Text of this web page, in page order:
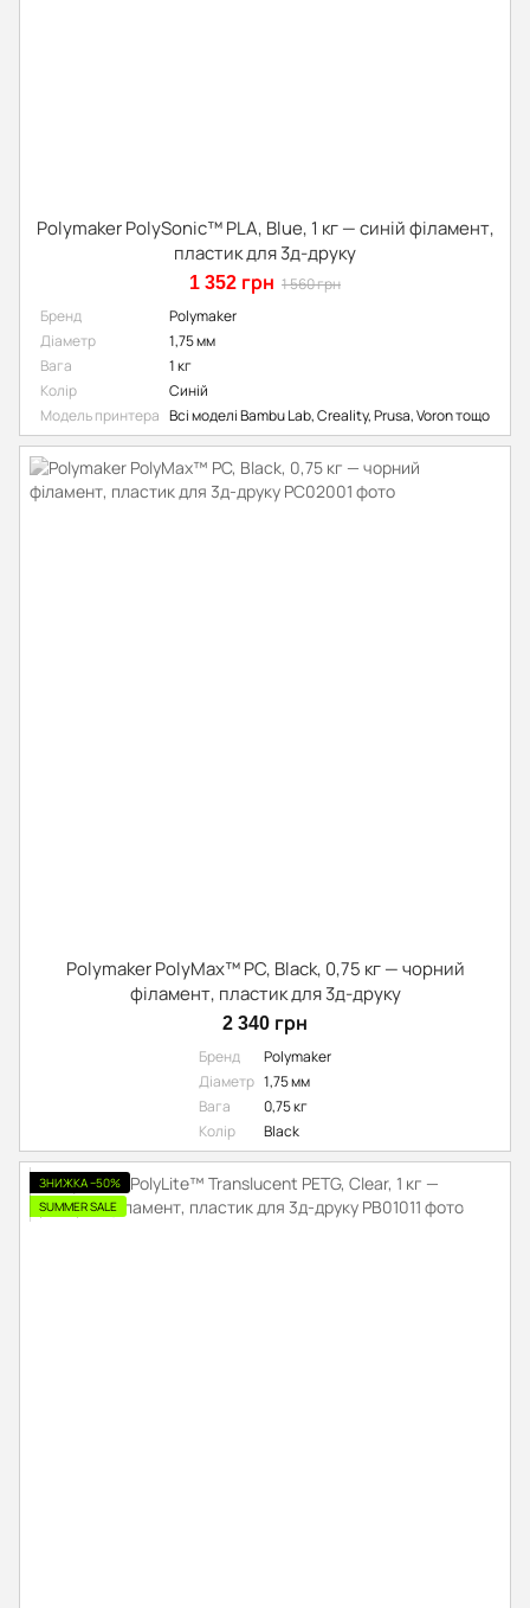
Polymaker PolySonic™ PLA, Blue, 1 кг — синій філамент,
пластик для 3д-друку
1 352 грн 1 560 грн
Бренд
Polymaker
Діаметр
1,75 мм
Вага
1 кг
Колір
Синій
Модель принтера Всі моделі Bambu Lab, Creality, Prusa, Voron тощо
Polymaker PolyMax™ PC, Black, 0,75 кг — чорний
філамент, пластик для 3д-друку
2 340 грн
Бренд
Polymaker
Діаметр 1,75 мм
Вага
0,75 кг
Колір
Black
ЗНИЖКА −50%
SUMMER SALE